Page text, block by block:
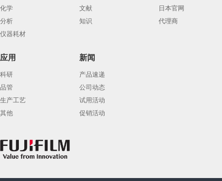
化学
分析
仪器耗材
文献
知识
日本官网
代理商
应用
科研
品管
生产工艺
其他
新闻
产品速递
公司动态
试用活动
促销活动